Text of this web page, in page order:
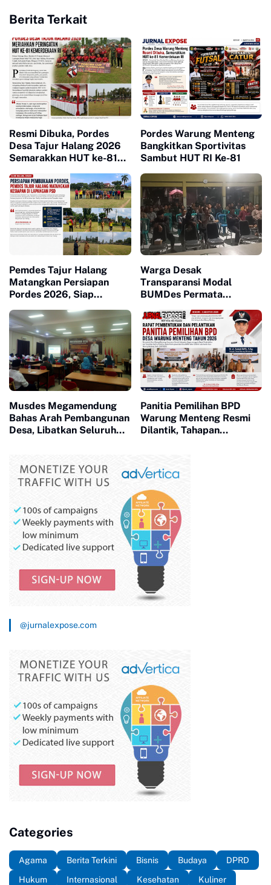
Berita Terkait
Resmi Dibuka, Pordes
Desa Tajur Halang 2026
Semarakkan HUT ke-81
Pordes Warung Menteng
Bangkitkan Sportivitas
Sambut HUT RI Ke-81
Pemdes Tajur Halang
Matangkan Persiapan
Pordes 2026, Siap
dan Kebersamaan Warga
Warga Desak
Transparansi Modal
BUMDes Permata
Musdes Megamendung
Bahas Arah Pembangunan
Desa, Libatkan Seluruh
Panitia Pemilihan BPD
Warung Menteng Resmi
Dilantik, Tahapan
@jurnalexpose.com
Categories
Agama Berita Terkini Bisnis Budaya
DPRD
Hukum
Internasional Kesehatan
Kuliner